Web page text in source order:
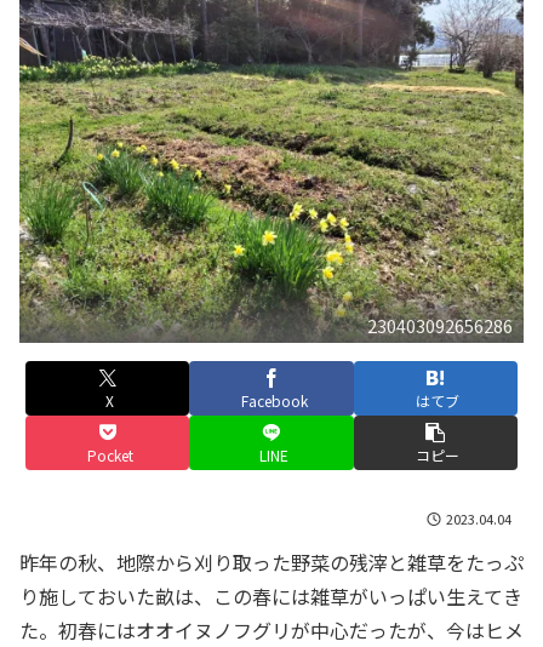
230403092656286
X Facebook はてブ
Pocket LINE コピー
2023.04.04
昨年の秋、地際から刈り取った野菜の残滓と雑草をたっぷ
り施しておいた畝は、この春には雑草がいっぱい生えてき
た。初春にはオオイヌノフグリが中心だったが、今はヒメ